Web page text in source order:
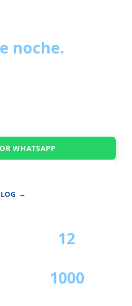
noche.
WHATSAPP
→
12
1000